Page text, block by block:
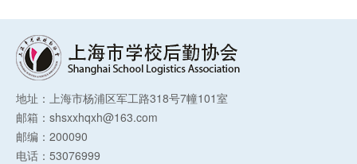
地址：上海市杨浦区军工路318号7幢101室
邮箱：shsxxhqxh@163.com
邮编：200090
电话：53076999